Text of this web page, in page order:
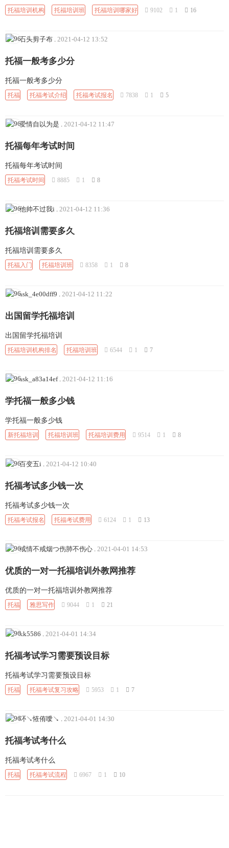
托福培训机构 托福培训班 托福培训哪家好 9102 1 16
石头剪子布 2021-04-12 13:52
托福一般考多少分
托福一般考多少分
托福 托福考试介绍 托福考试报名 7838 1 5
爱情自以为是 2021-04-12 11:47
托福每年考试时间
托福每年考试时间
托福考试时间 8885 1 8
他帅不过我i 2021-04-12 11:36
托福培训需要多久
托福培训需要多久
托福入门 托福培训班 8358 1 8
ask_4e00dff9 2021-04-12 11:22
出国留学托福培训
出国留学托福培训
托福培训机构排名 托福培训班 6544 1 7
ask_a83a14ef 2021-04-12 11:16
学托福一般多少钱
学托福一般多少钱
新托福培训 托福培训班 托福培训费用 9514 1 8
百变五i 2021-04-12 10:40
托福考试多少钱一次
托福考试多少钱一次
托福考试报名 托福考试费用 6124 1 13
戒情不戒烟つ伤肺不伤心 2021-04-01 14:53
优质的一对一托福培训外教网推荐
优质的一对一托福培训外教网推荐
托福 雅思写作 9044 1 21
kk5586 2021-04-01 14:34
托福考试学习需要预设目标
托福考试学习需要预设目标
托福 托福考试复习攻略 5953 1 7
吥↘恠侑噯↘ 2021-04-01 14:30
托福考试考什么
托福考试考什么
托福 托福考试流程 6967 1 10